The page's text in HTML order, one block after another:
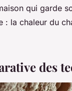
qui garde
la chaleur du
des